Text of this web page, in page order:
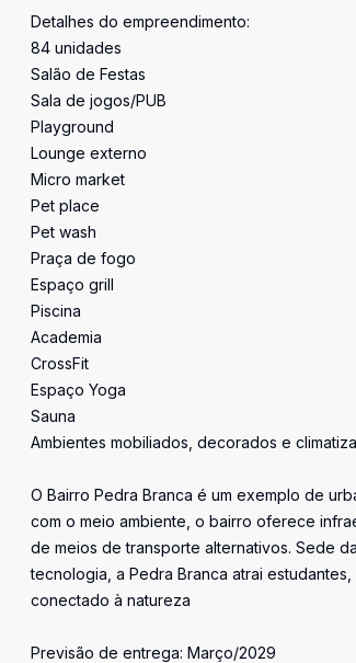
Detalhes do empreendimento:
84 unidades
Salão de Festas
Sala de jogos/PUB
Playground
Lounge externo
Micro market
Pet place
Pet wash
Praça de fogo
Espaço grill
Piscina
Academia
CrossFit
Espaço Yoga
Sauna
Ambientes mobiliados, decorados e
O Bairro Pedra Branca é um exemplo de
com o meio ambiente, o bairro oferece
de meios de transporte alternativos. Sede
tecnologia, a Pedra Branca atrai
conectado à natureza
Previsão de entrega: Março/2029